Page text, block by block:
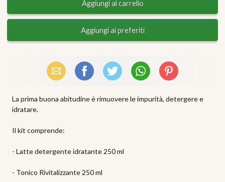
Email FacebookX (Twitter)WhatsAppPinterest
La prima buona abitudine è rimuovere le impurità, detergere e
idratare.
Il kit comprende:
- Latte detergente idratante 250 ml
- Tonico Rivitalizzante 250 ml